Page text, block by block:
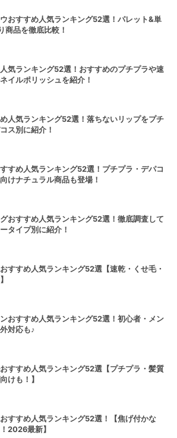
おすすめ人気ランキング52選！パレット&単
商品を徹底比較！
気ランキング52選！おすすめのプチプラや速
イルポリッシュを紹介！
人気ランキング52選！落ちないリップをプチ
ス別に紹介！
すめ人気ランキング52選！プチプラ・デパコ
けナチュラル商品も登場！
おすすめ人気ランキング52選！徹底調査して
タイプ別に紹介！
すすめ人気ランキング52選【速乾・くせ毛・
おすすめ人気ランキング52選！初心者・メン
対応も♪
すすめ人気ランキング52選【プチプラ・髪質
けも！】
すすめ人気ランキング52選！【焦げ付かな
2026最新】